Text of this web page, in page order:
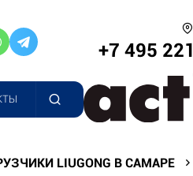
+7 495
LIUGONG В САМАРЕ